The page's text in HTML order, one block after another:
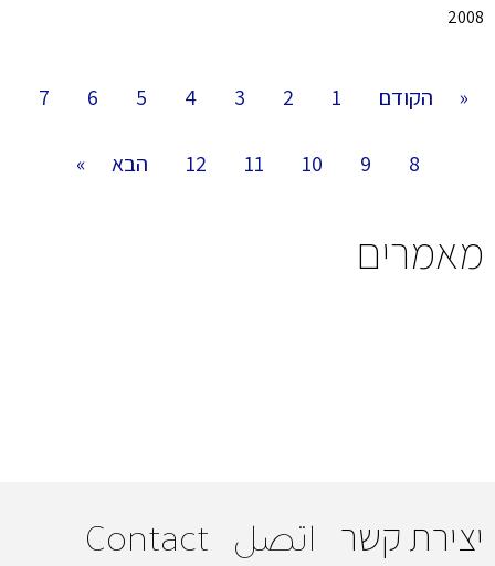
2008
« הקודם 1
2
3
4
5
6
7
8
9
10
11
12 הבא »
מאמרים
יצירת קשר اتصل Contact